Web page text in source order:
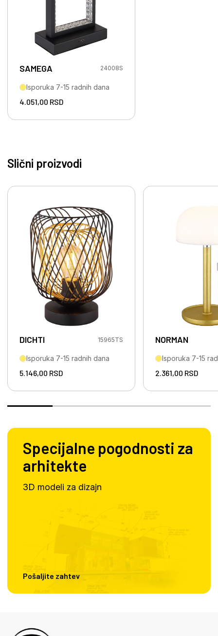
SAMEGA 24008S
Isporuka 7-15 radnih dana
4.051,00 RSD
Slični proizvodi
DICHTI 15965TS
Isporuka 7-15 radnih dana
5.146,00 RSD
NORMAN
Isporuka 7-15
2.361,00 RSD
Specijalne pogodnosti za
arhitekte
3D modeli za dizajn
Pošaljite zahtev